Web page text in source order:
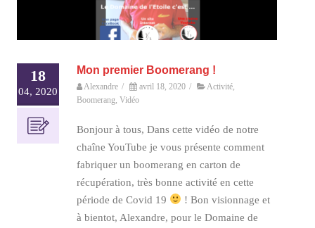
18
04, 2020
Mon premier Boomerang !
Alexandre / avril 18, 2020 / Activité
Boomerang Vidéo
Bonjour à tous, Dans cette vidéo de notre
chaîne YouTube je vous présente comment
fabriquer un boomerang en carton de
récupération, très bonne activité en cette
période de Covid 19
! Bon visionnage et
à bientot, Alexandre, pour le Domaine de